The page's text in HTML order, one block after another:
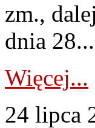
zm.,
dnia 28...
Więcej...
24 lipca